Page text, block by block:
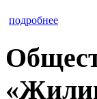
подробнее